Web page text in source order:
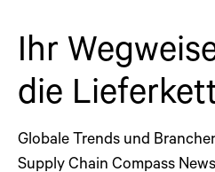
Ihr
die
Globale Trends und
Supply Chain Compass